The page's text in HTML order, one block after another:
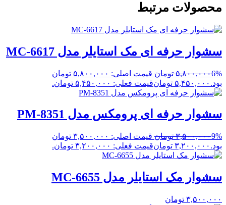
محصولات مرتبط
سشوار حرفه ای مک استایلر مدل MC-6617
6%۵,۸۰۰,۰۰۰ تومان
قیمت اصلی: ۵,۸۰۰,۰۰۰ تومان
بود. ۵,۴۵۰,۰۰۰ تومانقیمت فعلی: ۵,۴۵۰,۰۰۰ تومان.
سشوار حرفه ای پرومکس مدل PM-8351
9%۳,۵۰۰,۰۰۰ تومان
قیمت اصلی: ۳,۵۰۰,۰۰۰ تومان
بود. ۳,۲۰۰,۰۰۰ تومانقیمت فعلی: ۳,۲۰۰,۰۰۰ تومان.
سشوار مک استایلر مدل MC-6655
۳,۵۰۰,۰۰۰ تومان